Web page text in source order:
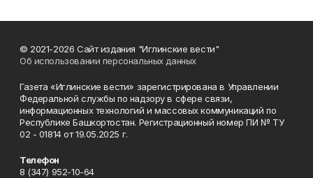
© 2021-2026 Сайт издания "Иглинские вести"
Об использовании персональных данных
Газета «Иглинские вести» зарегистрирована в Управлении
Федеральной службы по надзору в сфере связи,
информационных технологий и массовых коммуникаций по
Республике Башкортостан. Регистрационный номер ПИ № ТУ
02 - 01814 от 19.05.2025 г.
Телефон
8 (347) 952-10-64